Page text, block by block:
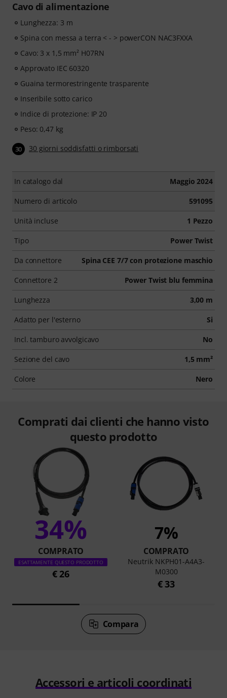
Cavo di alimentazione
Lunghezza: 3 m
Spina con messa a terra < - > powerCON NAC3FXXA
Cavo: 3 x 1,5 mm² H07RN
Approvato IEC 60320
Guaina termorestringente trasparente
Inseribile sotto carico
Indice di protezione: IP 20
Peso: 0,47 kg
30 30 giorni soddisfatti o rimborsati
In catalogo dal Maggio 2024
Numero di articolo 591095
Unità incluse 1 Pezzo
Tipo Power Twist
Da connettore Spina CEE 7/7 con protezione maschio
Connettore 2 Power Twist blu femmina
Lunghezza 3,00 m
Adatto per l'esterno Si
Incl. tamburo avvolgicavo No
Sezione del cavo 1,5 mm²
Colore Nero
Comprati dai clienti che hanno visto
questo prodotto
34%
COMPRATO
ESATTAMENTE QUESTO PRODOTTO
€ 26
7%
COMPRATO
Neutrik NKPH01-A4A3-
M0300
€ 33
Compara
Accessori e articoli coordinati